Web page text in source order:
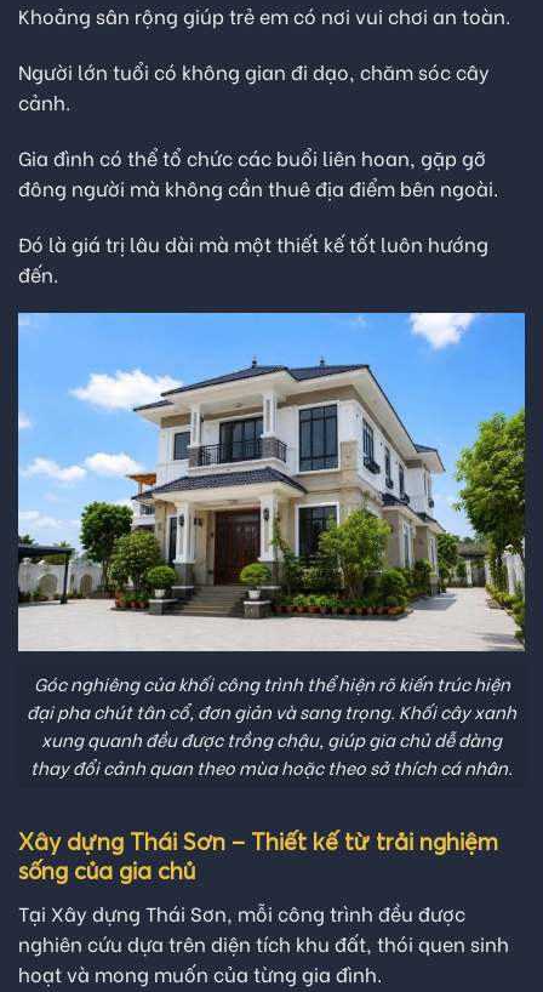
Khoảng sân rộng giúp trẻ em có nơi vui chơi an toàn.
Người lớn tuổi có không gian đi dạo, chăm sóc cây
cảnh.
Gia đình có thể tổ chức các buổi liên hoan, gặp gỡ
đông người mà không cần thuê địa điểm bên ngoài.
Đó là giá trị lâu dài mà một thiết kế tốt luôn hướng
đến.
Góc nghiêng của khối công trình thể hiện rõ kiến trúc hiện
đại pha chút tân cổ, đơn giản và sang trọng. Khối cây xanh
xung quanh đều được trồng chậu, giúp gia chủ dễ dàng
thay đổi cảnh quan theo mùa hoặc theo sở thích cá nhân.
Xây dựng Thái Sơn – Thiết kế từ trải nghiệm
sống của gia chủ
Tại Xây dựng Thái Sơn, mỗi công trình đều được
nghiên cứu dựa trên diện tích khu đất, thói quen sinh
hoạt và mong muốn của từng gia đình.